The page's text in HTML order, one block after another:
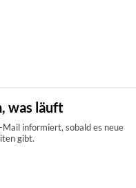
was läuft
Mail informiert, sobald es neue
gibt.